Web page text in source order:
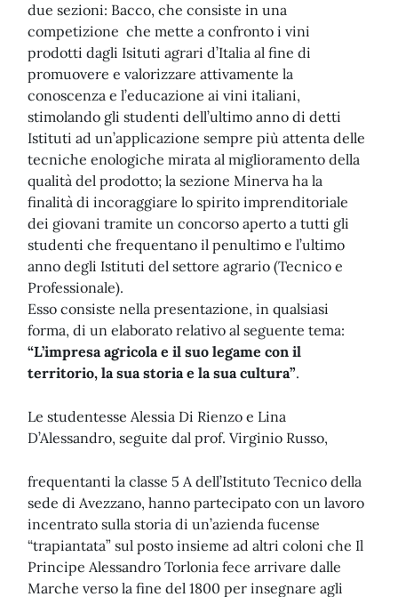
due sezioni: Bacco, che consiste in una
competizione che mette a confronto i vini
prodotti dagli Isituti agrari d’Italia al fine di
promuovere e valorizzare attivamente la
conoscenza e l’educazione ai vini italiani,
stimolando gli studenti dell’ultimo anno di detti
Istituti ad un’applicazione sempre più attenta delle
tecniche enologiche mirata al miglioramento della
qualità del prodotto; la sezione Minerva ha la
finalità di incoraggiare lo spirito imprenditoriale
dei giovani tramite un concorso aperto a tutti gli
studenti che frequentano il penultimo e l’ultimo
anno degli Istituti del settore agrario (Tecnico e
Professionale).
Esso consiste nella presentazione, in qualsiasi
forma, di un elaborato relativo al seguente tema:
“L’impresa agricola e il suo legame con il
territorio, la sua storia e la sua cultura”.
Le studentesse Alessia Di Rienzo e Lina
D’Alessandro, seguite dal prof. Virginio Russo,
frequentanti la classe 5 A dell’Istituto Tecnico della
sede di Avezzano, hanno partecipato con un lavoro
incentrato sulla storia di un’azienda fucense
“trapiantata” sul posto insieme ad altri coloni che Il
Principe Alessandro Torlonia fece arrivare dalle
Marche verso la fine del 1800 per insegnare agli